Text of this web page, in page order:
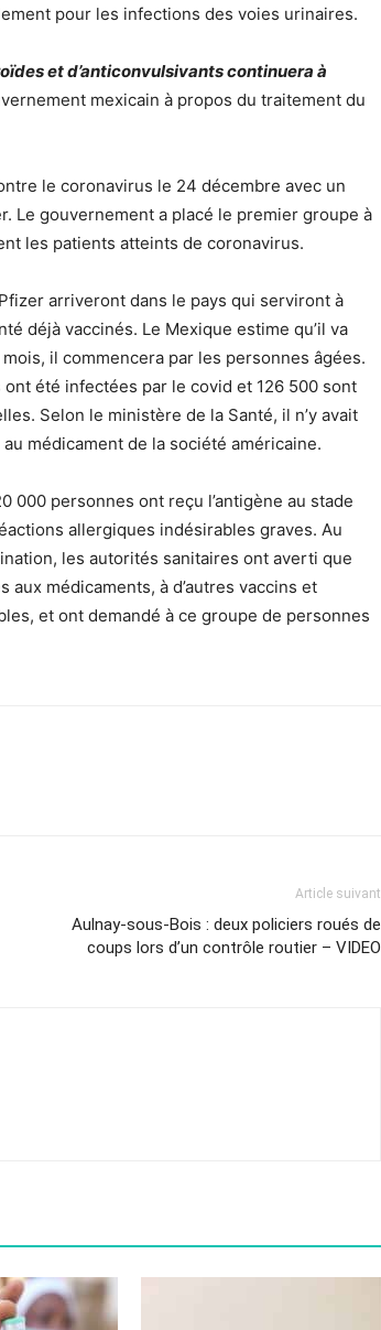
pour les infections des voies urinaires.
et d’anticonvulsivants continuera à
mexicain à propos du traitement du
le coronavirus le 24 décembre avec un
Le gouvernement a placé le premier groupe à
les patients atteints de coronavirus.
arriveront dans le pays qui serviront à
déjà vaccinés. Le Mexique estime qu’il va
il commencera par les personnes âgées.
été infectées par le covid et 126 500 sont
Selon le ministère de la Santé, il n’y avait
médicament de la société américaine.
000 personnes ont reçu l’antigène au stade
allergiques indésirables graves. Au
les autorités sanitaires ont averti que
médicaments, à d’autres vaccins et
et ont demandé à ce groupe de personnes
Article suivant
Aulnay-sous-Bois : deux policiers roués de
coups lors d’un contrôle routier – VIDEO